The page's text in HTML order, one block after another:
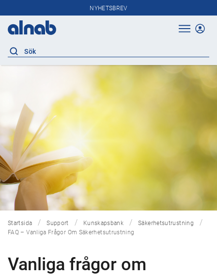
NYHETSBREV
Startsida Support Kunskapsbank
Säkerhetsutrustning
FAQ – Vanliga Frågor Om Säkerhetsutrustning
Vanliga frågor om